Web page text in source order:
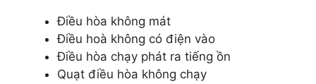
Điều hòa không mát
Điều hoà không có điện vào
Điều hòa chạy phát ra tiếng ồn
Quạt điều hòa không chạy